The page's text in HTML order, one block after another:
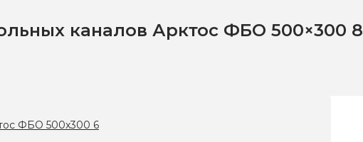
каналов Арктос ФБО 500×300 8